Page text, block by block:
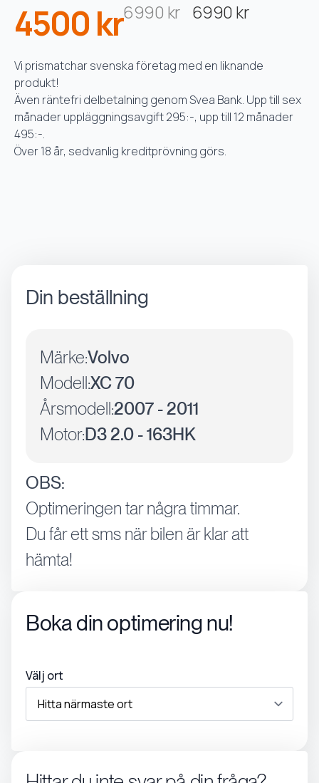
4500 kr6990 kr 6990 kr
Vi prismatchar svenska företag med en liknande
produkt!
Även räntefri delbetalning genom Svea Bank. Upp till sex
månader uppläggningsavgift 295:-, upp till 12 månader
495:-.
Över 18 år, sedvanlig kreditprövning görs.
Din beställning
Märke:Volvo
Modell:XC 70
Årsmodell:2007 - 2011
Motor:D3 2.0 - 163HK
OBS:
Optimeringen tar några timmar.
Du får ett sms när bilen är klar att
hämta!
Boka din optimering nu!
Välj ort